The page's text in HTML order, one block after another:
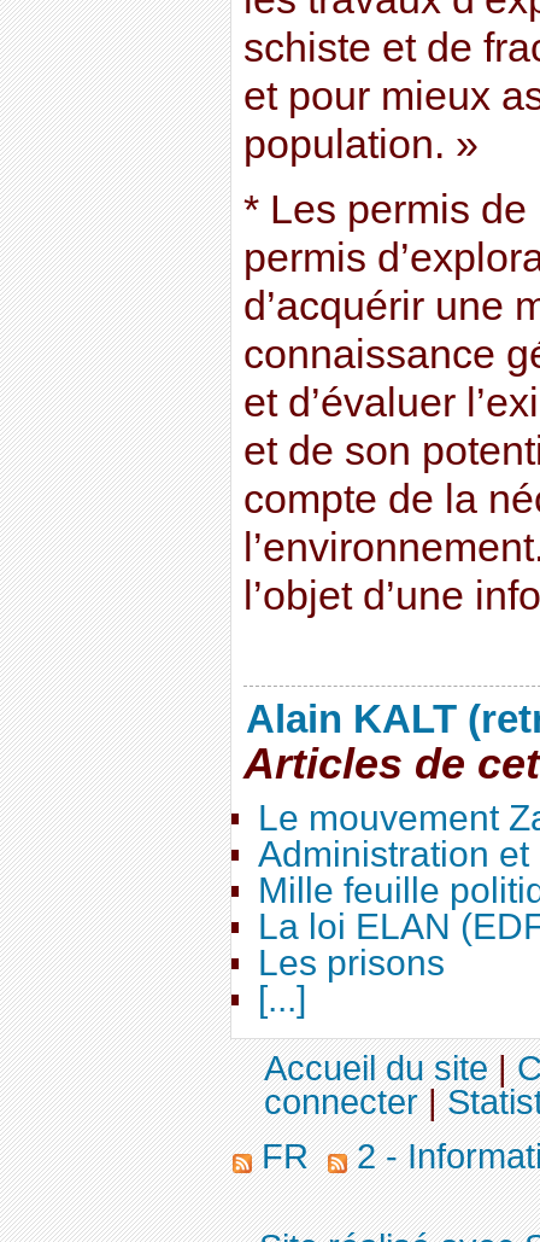
schiste et de
et pour mieux
population. »
* Les permis
permis
d’acquérir une
connaissance
et d’évaluer
et de son
compte de la
l’objet d’une
Alain KALT
Articles de
Le mouvement
Administration
Mille feuille
La loi ELAN
Les prisons
[...]
Accueil du site|
connecter|
FR
2 -